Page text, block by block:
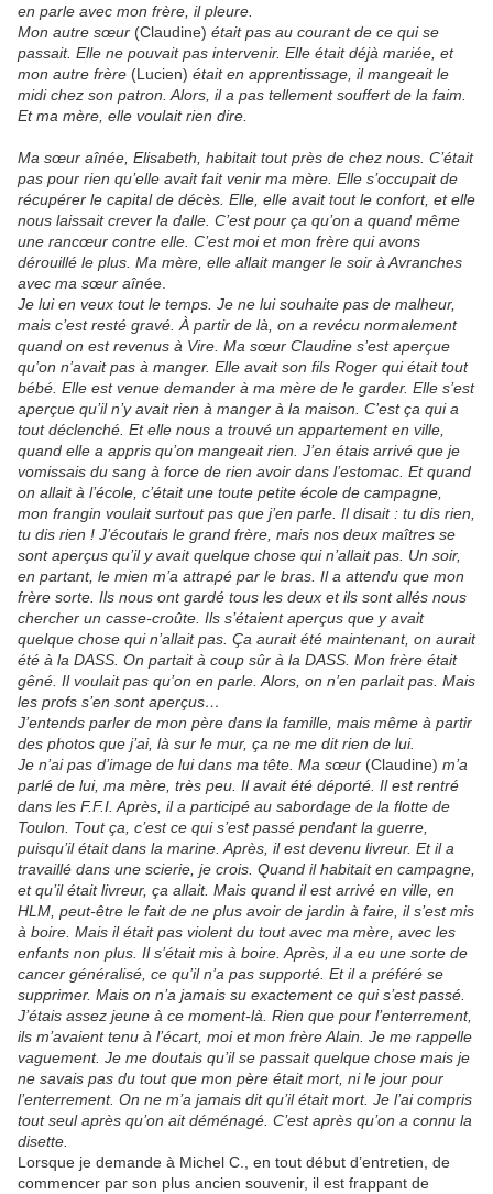
en parle avec mon frère, il pleure.
Mon autre sœur (Claudine) était pas au courant de ce qui se
passait. Elle ne pouvait pas intervenir. Elle était déjà mariée, et
mon autre frère (Lucien) était en apprentissage, il mangeait le
midi chez son patron. Alors, il a pas tellement souffert de la faim.
Et ma mère, elle voulait rien dire.
Ma sœur aînée, Elisabeth, habitait tout près de chez nous. C’était
pas pour rien qu’elle avait fait venir ma mère. Elle s’occupait de
récupérer le capital de décès. Elle, elle avait tout le confort, et elle
nous laissait crever la dalle. C’est pour ça qu’on a quand même
une rancœur contre elle. C’est moi et mon frère qui avons
dérouillé le plus. Ma mère, elle allait manger le soir à Avranches
avec ma sœur aînée.
Je lui en veux tout le temps. Je ne lui souhaite pas de malheur,
mais c’est resté gravé. À partir de là, on a revécu normalement
quand on est revenus à Vire. Ma sœur Claudine s’est aperçue
qu’on n’avait pas à manger. Elle avait son fils Roger qui était tout
bébé. Elle est venue demander à ma mère de le garder. Elle s’est
aperçue qu’il n’y avait rien à manger à la maison. C’est ça qui a
tout déclenché. Et elle nous a trouvé un appartement en ville,
quand elle a appris qu’on mangeait rien. J’en étais arrivé que je
vomissais du sang à force de rien avoir dans l’estomac. Et quand
on allait à l’école, c’était une toute petite école de campagne,
mon frangin voulait surtout pas que j’en parle. Il disait : tu dis rien,
tu dis rien ! J’écoutais le grand frère, mais nos deux maîtres se
sont aperçus qu’il y avait quelque chose qui n’allait pas. Un soir,
en partant, le mien m’a attrapé par le bras. Il a attendu que mon
frère sorte. Ils nous ont gardé tous les deux et ils sont allés nous
chercher un casse-croûte. Ils s’étaient aperçus que y avait
quelque chose qui n’allait pas. Ça aurait été maintenant, on aurait
été à la DASS. On partait à coup sûr à la DASS. Mon frère était
gêné. Il voulait pas qu’on en parle. Alors, on n’en parlait pas. Mais
les profs s’en sont aperçus…
J’entends parler de mon père dans la famille, mais même à partir
des photos que j’ai, là sur le mur, ça ne me dit rien de lui.
Je n’ai pas d’image de lui dans ma tête. Ma sœur (Claudine) m’a
parlé de lui, ma mère, très peu. Il avait été déporté. Il est rentré
dans les F.F.I. Après, il a participé au sabordage de la flotte de
Toulon. Tout ça, c’est ce qui s’est passé pendant la guerre,
puisqu’il était dans la marine. Après, il est devenu livreur. Et il a
travaillé dans une scierie, je crois. Quand il habitait en campagne,
et qu’il était livreur, ça allait. Mais quand il est arrivé en ville, en
HLM, peut-être le fait de ne plus avoir de jardin à faire, il s’est mis
à boire. Mais il était pas violent du tout avec ma mère, avec les
enfants non plus. Il s’était mis à boire. Après, il a eu une sorte de
cancer généralisé, ce qu’il n’a pas supporté. Et il a préféré se
supprimer. Mais on n’a jamais su exactement ce qui s’est passé.
J’étais assez jeune à ce moment-là. Rien que pour l’enterrement,
ils m’avaient tenu à l’écart, moi et mon frère Alain. Je me rappelle
vaguement. Je me doutais qu’il se passait quelque chose mais je
ne savais pas du tout que mon père était mort, ni le jour pour
l’enterrement. On ne m’a jamais dit qu’il était mort. Je l’ai compris
tout seul après qu’on ait déménagé. C’est après qu’on a connu la
disette.
Lorsque je demande à Michel C., en tout début d’entretien, de
commencer par son plus ancien souvenir, il est frappant de